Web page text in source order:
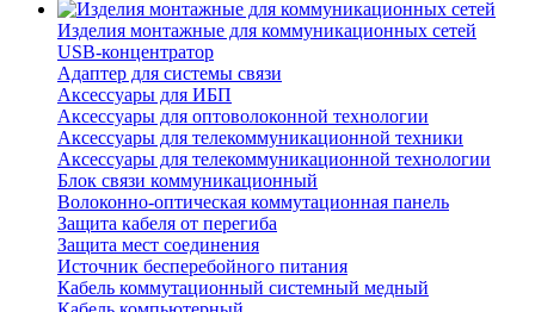
Изделия монтажные для коммуникационных сетей
USB-концентратор
Адаптер для системы связи
Аксессуары для ИБП
Аксессуары для оптоволоконной технологии
Аксессуары для телекоммуникационной техники
Аксессуары для телекоммуникационной технологии
Блок связи коммуникационный
Волоконно-оптическая коммутационная панель
Защита кабеля от перегиба
Защита мест соединения
Источник бесперебойного питания
Кабель коммутационный системный медный